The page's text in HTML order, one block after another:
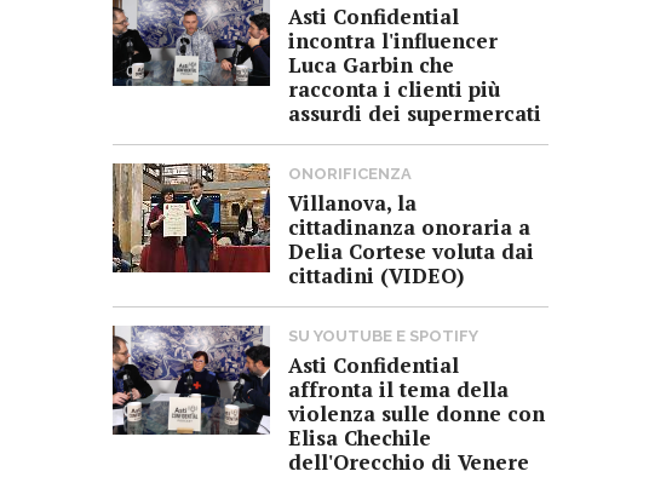
Asti Confidential
incontra l'influencer
Luca Garbin che
racconta i clienti più
assurdi dei supermercati
ONORIFICENZA
Villanova, la
cittadinanza onoraria a
Delia Cortese voluta dai
cittadini (VIDEO)
SU YOUTUBE E SPOTIFY
Asti Confidential
affronta il tema della
violenza sulle donne con
Elisa Chechile
dell'Orecchio di Venere